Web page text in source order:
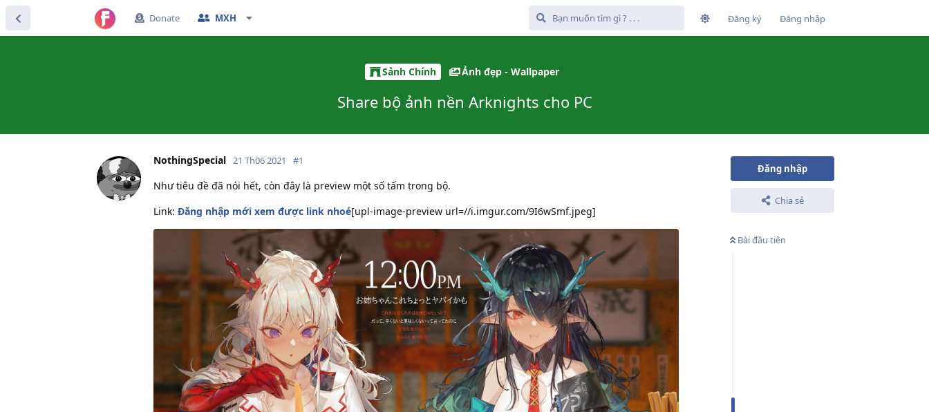
Donate MXH Đăng ký Đăng nhập
Sảnh Chính Ảnh đẹp - Wallpaper
Share bộ ảnh nền Arknights cho PC
Đăng nhập
Chia sẻ
Bài đầu tiên
NothingSpecial 21 Th06 2021 #1
Như tiêu đề đã nói hết, còn đây là preview một số tấm trong bộ.
Link: Đăng nhập mới xem được link nhoé[upl-image-preview url=//i.imgur.com/9I6wSmf.jpeg]